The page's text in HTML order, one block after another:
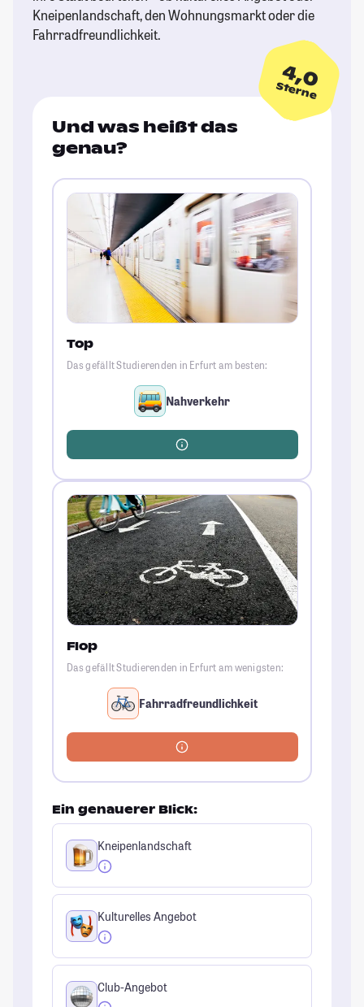
Kneipenlandschaft, den Wohnungsmarkt oder die
Fahrradfreundlichkeit.
4,0
Sterne
Und was heißt das
genau?
Top
Das gefällt Studierenden in Erfurt am besten:
Nahverkehr
Flop
Das gefällt Studierenden in Erfurt am wenigsten:
Fahrradfreundlichkeit
Ein genauerer Blick:
Kneipenlandschaft
Kulturelles Angebot
Club-Angebot